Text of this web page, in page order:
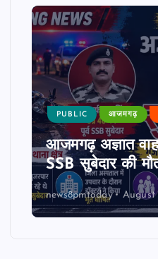
PUBLIC आजमगढ़
आजमगढ़ अज्ञात
SSB सुबेदार की
news8pmtoday August